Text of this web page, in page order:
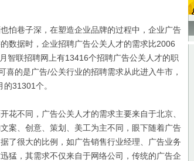
巷子深，在塑造企业品牌的过程中，企业广告
数据时，企业招聘广告公关人才的需求比2006
智联招聘网上有13416个招聘广告公关人才的职
的是广告/公关行业的招聘需求从此进入牛市，
31301个。
不同，广告公关人才的需求主要来自于北京、
案、创意、策划、美工为主不同，眼下随着广告
了很大的比例，如广告销售行业经理、广告业务
猛，其需求不仅来自于网络公司，传统的广告企